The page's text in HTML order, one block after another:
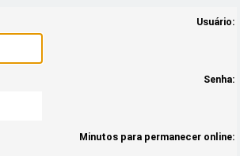
Usuário:
Senha:
Minutos para permanecer online: